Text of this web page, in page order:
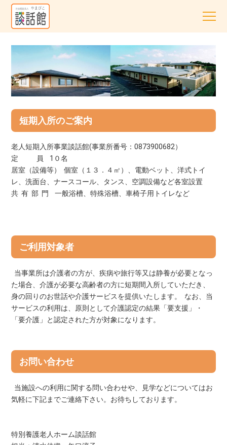
短期入所のご案内
老人短期入所事業談話館(事業所番号：0873900682）
定 員 1０名
居室（設備等） 個室（１３．４㎡）、電動ベット、洋式トイ
レ、洗面台、ナースコール、タンス、空調設備など各室設置
共 有 部 門 一般浴槽、特殊浴槽、車椅子用トイレなど
ご利用対象者
当事業所は介護者の方が、疾病や旅行等又は静養が必要となっ
た場合、介護が必要な高齢者の方に短期間入所していただき、
身の回りのお世話や介護サービスを提供いたします。 なお、当
サービスの利用は、原則として介護認定の結果「要支援」・
「要介護」と認定された方が対象になります。
お問い合わせ
当施設への利用に関する問い合わせや、見学などについてはお
気軽に下記までご連絡下さい。お待ちしております。
特別養護老人ホーム談話館